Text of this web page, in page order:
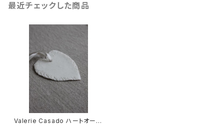
最近チェックした商品
Valerie Casado ハートオーナ